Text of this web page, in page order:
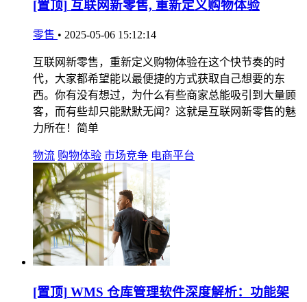
[置顶] 互联网新零售, 重新定义购物体验
零售 • 2025-05-06 15:12:14
互联网新零售，重新定义购物体验在这个快节奏的时
代，大家都希望能以最便捷的方式获取自己想要的东
西。你有没有想过，为什么有些商家总能吸引到大量顾
客，而有些却只能默默无闻？这就是互联网新零售的魅
力所在！简单
物流 购物体验 市场竞争 电商平台
[置顶] WMS 仓库管理软件深度解析：功能架